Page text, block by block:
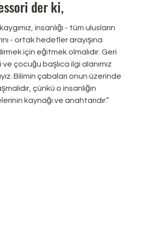
der ki,
insanlığı - tüm ulusların
- ortak hedefler arayışına
için eğitmek olmalıdır. Geri
çocuğu başlıca ilgi alanımız
Bilimin çabaları onun üzerinde
çünkü o insanlığın
kaynağı ve anahtarıdır.”